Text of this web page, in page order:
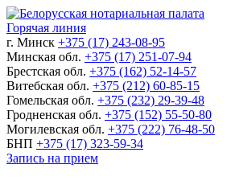
Горячая линия
г. Минск +375 (17) 243-08-95
Минская обл. +375 (17) 251-07-94
Брестская обл. +375 (162) 52-14-57
Витебская обл. +375 (212) 60-85-15
Гомельская обл. +375 (232) 29-39-48
Гродненская обл. +375 (152) 55-50-80
Могилевская обл. +375 (222) 76-48-50
БНП +375 (17) 323-59-34
Запись на прием